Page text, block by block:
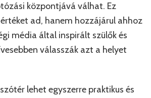
központjává válhat. Ez
ad, hanem hozzájárul ahhoz
média által inspirált szülők és
válasszák azt a helyet
lehet egyszerre praktikus és